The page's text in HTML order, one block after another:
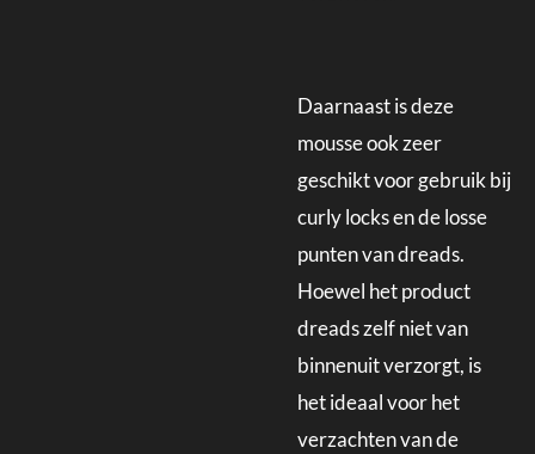
Daarnaast is deze
mousse ook zeer
geschikt voor gebruik bij
curly locks en de losse
punten van dreads.
Hoewel het product
dreads zelf niet van
binnenuit verzorgt, is
het ideaal voor het
verzachten van de